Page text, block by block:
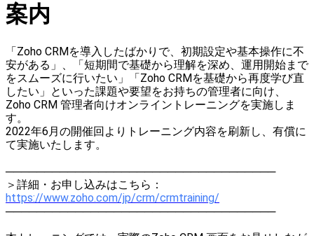
案内
「Zoho CRMを導入したばかりで、初期設定や基本操作に不
安がある」、「短期間で基礎から理解を深め、運用開始まで
をスムーズに行いたい」「Zoho CRMを基礎から再度学び直
したい」といった課題や要望をお持ちの管理者に向け、
Zoho CRM 管理者向けオンライントレーニングを実施しま
す。
2022年6月の開催回よりトレーニング内容を刷新し、有償に
て実施いたします。
───────────────────────────────────
＞詳細・お申し込みはこちら：
https://www.zoho.com/jp/crm/crmtraining/
───────────────────────────────────